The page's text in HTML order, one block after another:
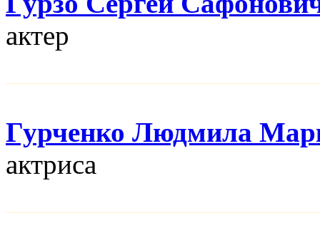
актер
Гурченко Людмила
актриса